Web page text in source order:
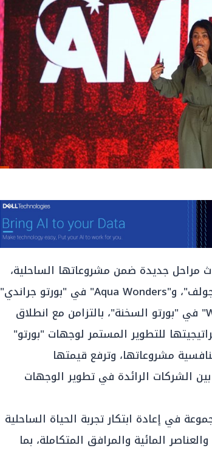
مراحل جديدة ضمن مشروعاتها الساحلية،
تشمل"Tropical Lagoons" في "بورتو جولف"، و"Aqua Wonders" في "بورتو جراندي"
بمدينة العلمين الجديدة، و"Water Land" في "بورتو السخنة"، بالتزامن مع انطلاق
استراتيجيتها للتطوير المستمر لوجهات "بورتو"
مشروعاتها، وترفع قيمتها
بين الشركات الرائدة في تطوير الوجهات
في إعادة ابتكار تجربة الحياة الساحلية
المائية والمرافق المتكاملة، بما